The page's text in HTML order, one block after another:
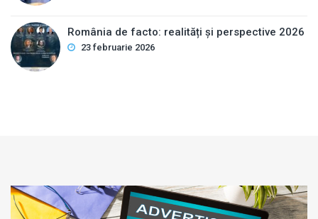
România de facto: realități și perspective 2026
23 februarie 2026